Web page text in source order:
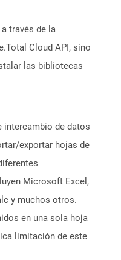
través de la
Cloud API, sino
las bibliotecas
intercambio de datos
exportar hojas de
Microsoft Excel,
y muchos otros.
en una sola hoja
limitación de este